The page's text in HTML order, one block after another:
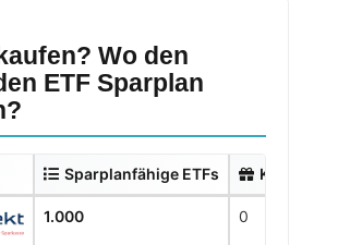
Wo den
ETF Sparplan
Sparplanfähige ETFs
1.000 0